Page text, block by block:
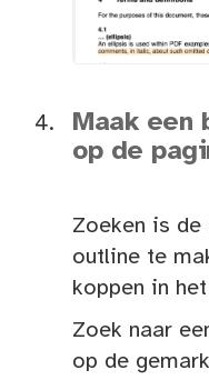
Maak een
op de
Zoeken is de
outline te
koppen in
Zoek naar
op de